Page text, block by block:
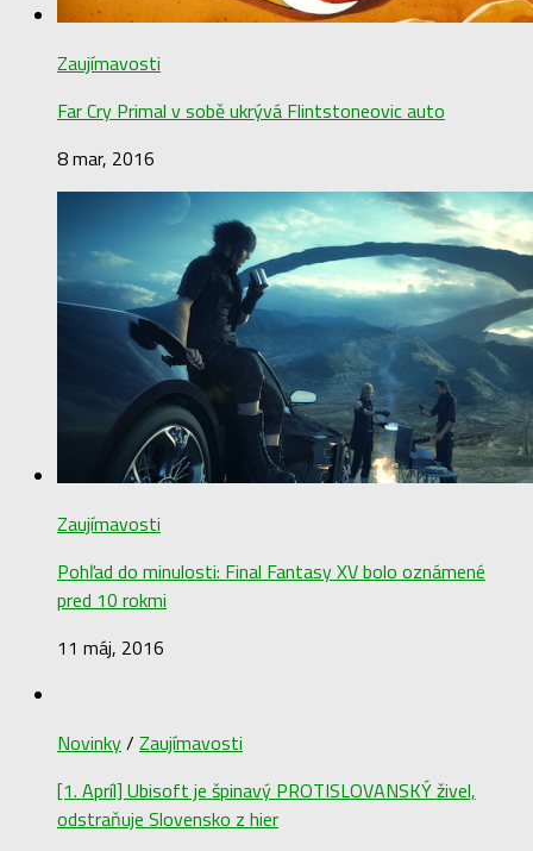
Zaujímavosti
Far Cry Primal v sobě ukrývá Flintstoneovic auto
8 mar, 2016
Zaujímavosti
Pohľad do minulosti: Final Fantasy XV bolo oznámené
pred 10 rokmi
11 máj, 2016
Novinky/ Zaujímavosti
[1. Apríl] Ubisoft je špinavý PROTISLOVANSKÝ živel,
odstraňuje Slovensko z hier